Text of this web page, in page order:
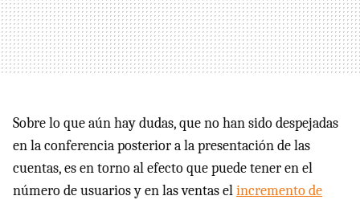
Sobre lo que aún hay dudas, que no han sido despejadas
en la conferencia posterior a la presentación de las
cuentas, es en torno al efecto que puede tener en el
número de usuarios y en las ventas elincremento de